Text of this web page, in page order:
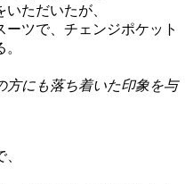
ただいたが、
ツで、チェンジポケット
方にも落ち着いた印象を与